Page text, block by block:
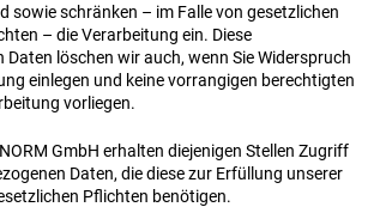
sowie schränken – im Falle von gesetzlichen
– die Verarbeitung ein. Diese
Daten löschen wir auch, wenn Sie Widerspruch
einlegen und keine vorrangigen berechtigten
vorliegen.
GmbH erhalten diejenigen Stellen Zugriff
Daten, die diese zur Erfüllung unserer
Pflichten benötigen.